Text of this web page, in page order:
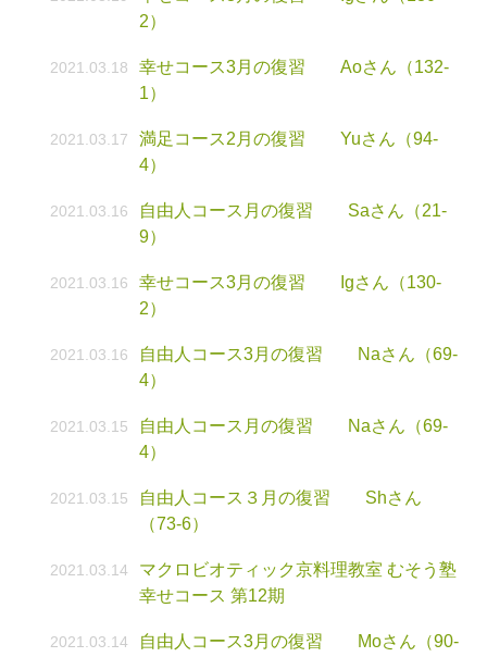
2）
2021.03.18
幸せコース3月の復習 Aoさん（132-
1）
2021.03.17
満足コース2月の復習 Yuさん（94-
4）
2021.03.16
自由人コース月の復習 Saさん（21-
9）
2021.03.16
幸せコース3月の復習 Igさん（130-
2）
2021.03.16
自由人コース3月の復習 Naさん（69-
4）
2021.03.15
自由人コース月の復習 Naさん（69-
4）
2021.03.15
自由人コース３月の復習 Shさん
（73-6）
2021.03.14
マクロビオティック京料理教室 むそう塾
幸せコース 第12期
2021.03.14
自由人コース3月の復習 Moさん（90-